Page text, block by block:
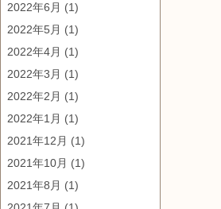
2022年6月 (1)
2022年5月 (1)
2022年4月 (1)
2022年3月 (1)
2022年2月 (1)
2022年1月 (1)
2021年12月 (1)
2021年10月 (1)
2021年8月 (1)